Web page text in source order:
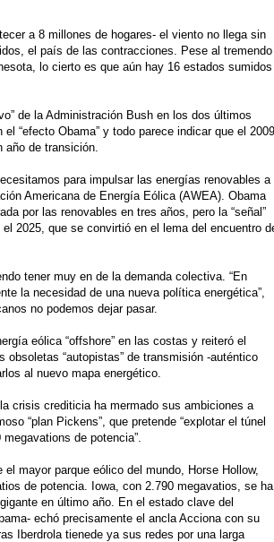
a 8 millones de hogares- el viento no llega sin
el país de las contracciones. Pese al tremendo
lo cierto es que aún hay 16 estados sumidos
de la Administración Bush en los dos últimos
“efecto Obama” y todo parece indicar que el 2009
de transición.
para impulsar las energías renovables a
Americana de Energía Eólica (AWEA). Obama
por las renovables en tres años, pero la “señal”
2025, que se convirtió en el lema del encuentro
tener muy en de la demanda colectiva. “En
la necesidad de una nueva política energética”,
no podemos dejar pasar.
eólica “offshore” en las costas y reiteró el
“autopistas” de transmisión -auténtico
al nuevo mapa energético.
crisis crediticia ha mermado sus ambiciones a
“plan Pickens”, que pretende “explotar el túnel
de potencia”.
mayor parque eólico del mundo, Horse Hollow,
de potencia. Iowa, con 2.790 megavatios, se ha
en último año. En el estado clave del
echó precisamente el ancla Acciona con su
Iberdrola tienede ya sus redes por una larga